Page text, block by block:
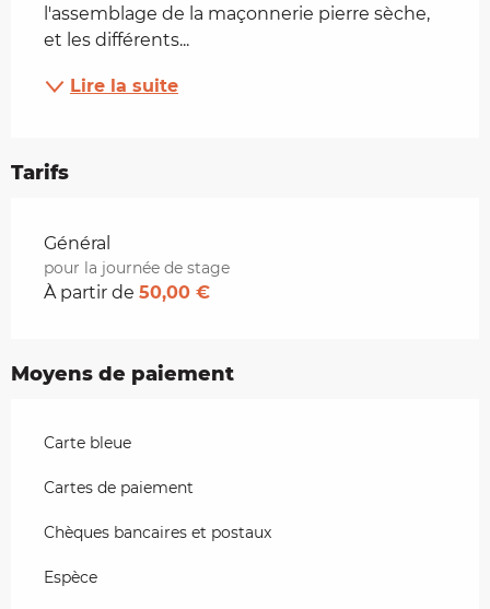
l'assemblage de la maçonnerie pierre sèche,
et les différents...
Lire la suite
Tarifs
Tarifs 2026
Général
pour la journée de stage
À partir de 50,00 €
Moyens de paiement
Carte bleue
Cartes de paiement
Chèques bancaires et postaux
Espèce